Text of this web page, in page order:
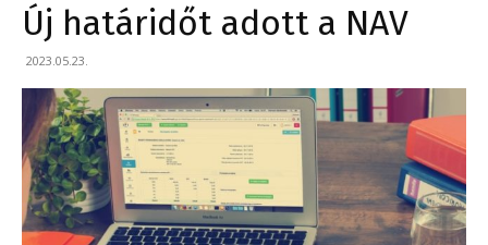
Új határidőt adott a NAV
2023.05.23.